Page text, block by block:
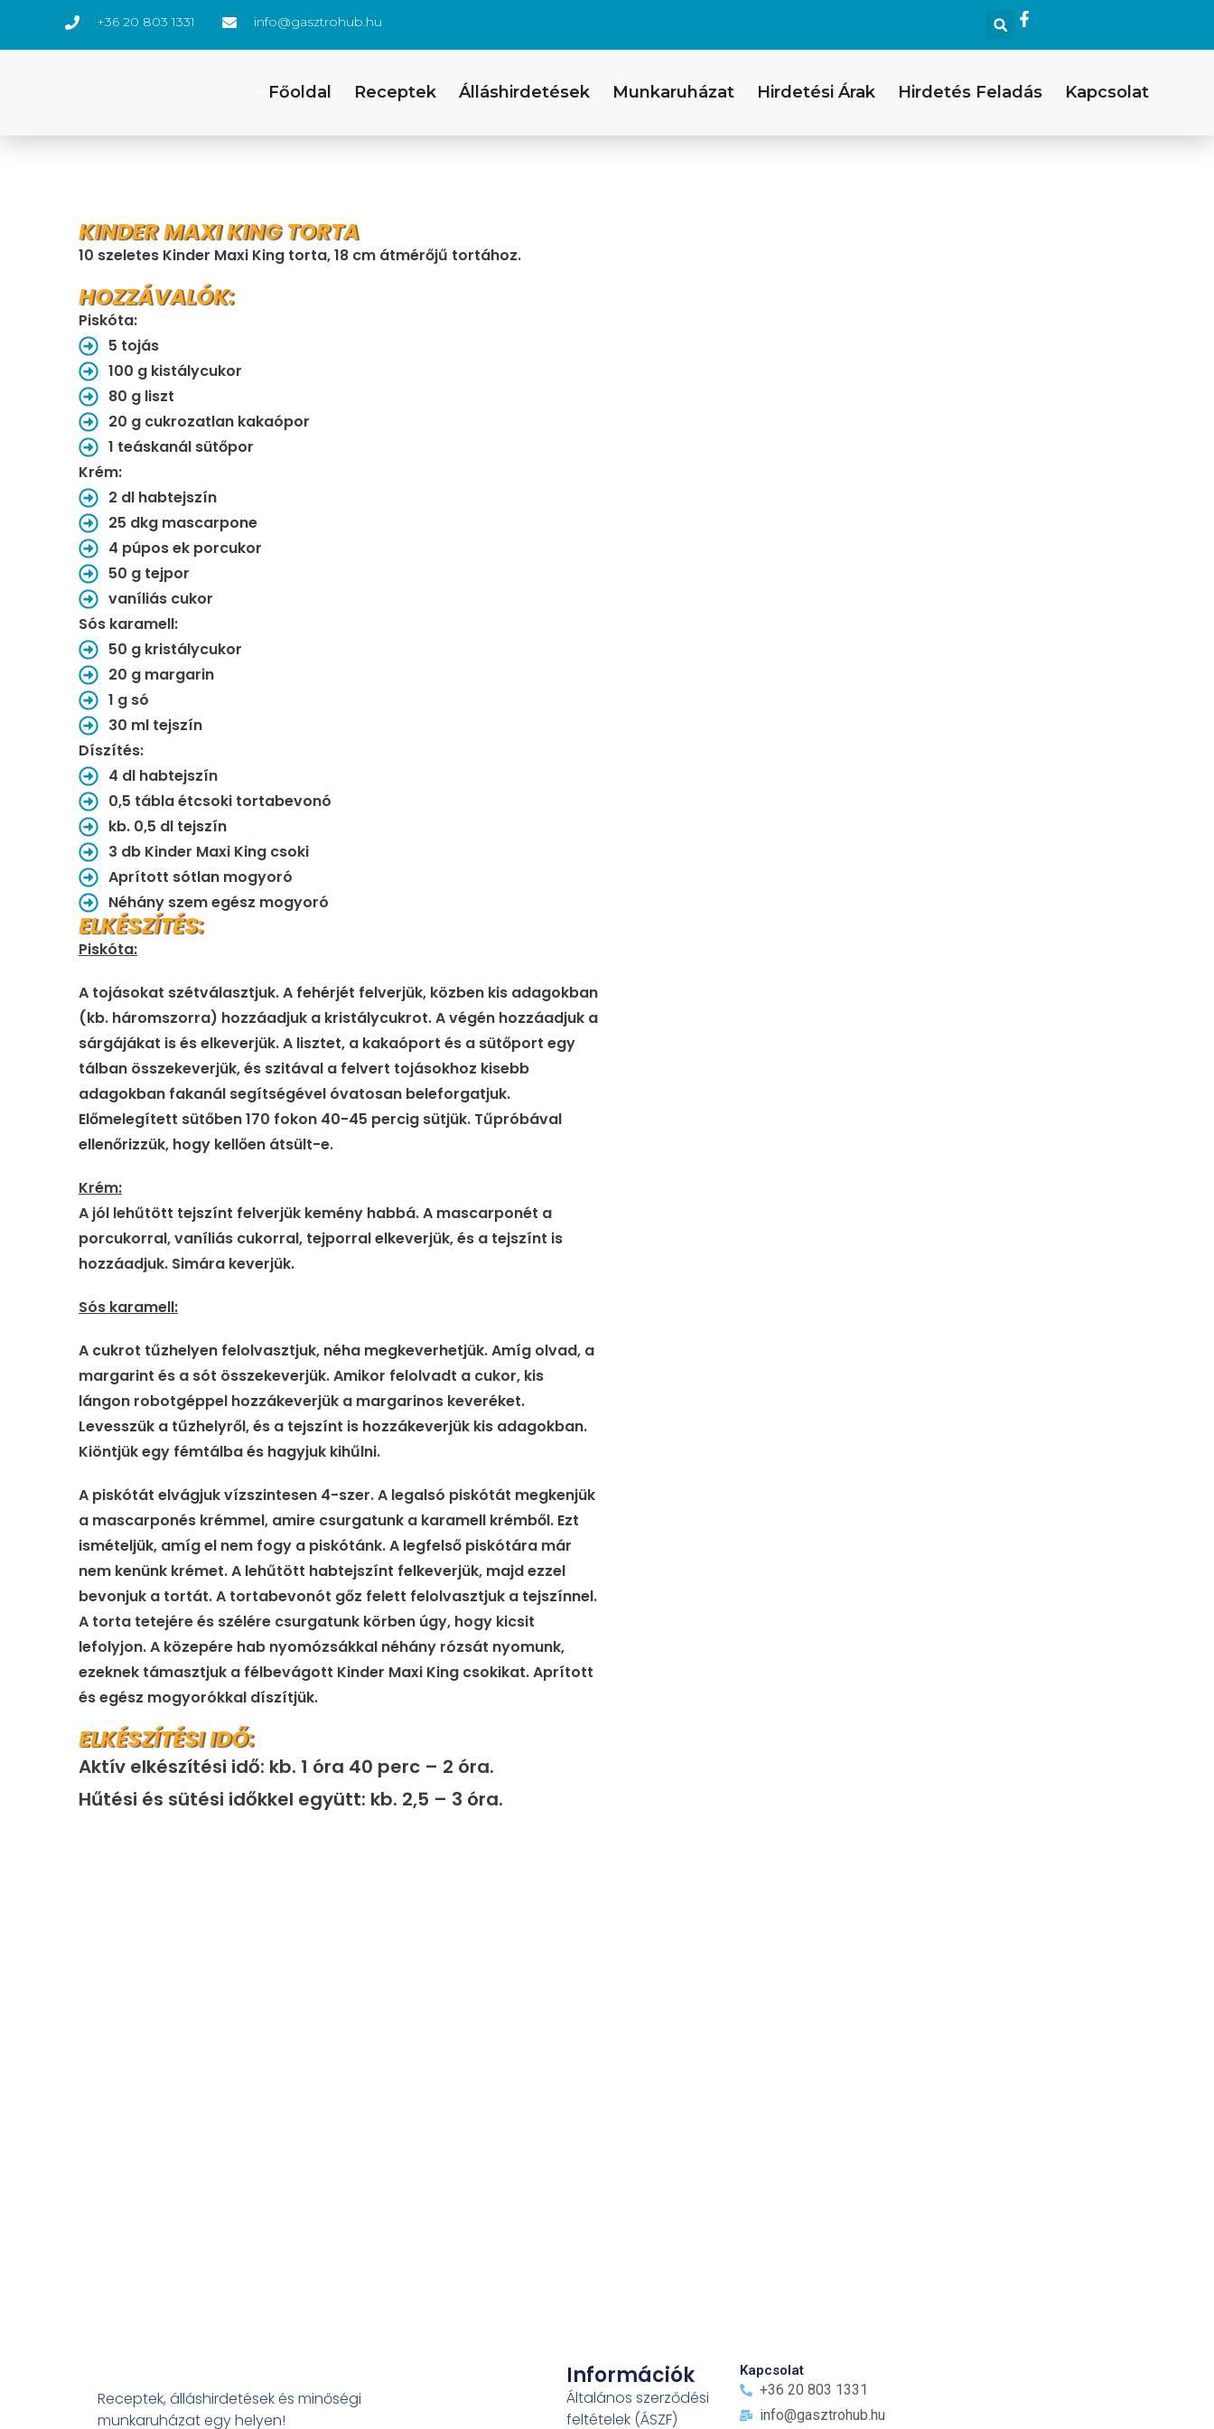
+36 20 803 1331 info@gasztrohub.hu
Főoldal Receptek Álláshirdetések Munkaruházat Hirdetési Árak Hirdetés Feladás Kapcsolat
KINDER MAXI KING TORTA
10 szeletes Kinder Maxi King torta, 18 cm átmérőjű tortához.
HOZZÁVALÓK:
Piskóta:
5 tojás
100 g kistálycukor
80 g liszt
20 g cukrozatlan kakaópor
1 teáskanál sütőpor
Krém:
2 dl habtejszín
25 dkg mascarpone
4 púpos ek porcukor
50 g tejpor
vaníliás cukor
Sós karamell:
50 g kristálycukor
20 g margarin
1 g só
30 ml tejszín
Díszítés:
4 dl habtejszín
0,5 tábla étcsoki tortabevonó
kb. 0,5 dl tejszín
3 db Kinder Maxi King csoki
Aprított sótlan mogyoró
Néhány szem egész mogyoró
ELKÉSZÍTÉS:
Piskóta:
A tojásokat szétválasztjuk. A fehérjét felverjük, közben kis adagokban
(kb. háromszorra) hozzáadjuk a kristálycukrot. A végén hozzáadjuk a
sárgájákat is és elkeverjük. A lisztet, a kakaóport és a sütőport egy
tálban összekeverjük, és szitával a felvert tojásokhoz kisebb
adagokban fakanál segítségével óvatosan beleforgatjuk.
Előmelegített sütőben 170 fokon 40-45 percig sütjük. Tűpróbával
ellenőrizzük, hogy kellően átsült-e.
Krém:
A jól lehűtött tejszínt felverjük kemény habbá. A mascarponét a
porcukorral, vaníliás cukorral, tejporral elkeverjük, és a tejszínt is
hozzáadjuk. Simára keverjük.
Sós karamell:
A cukrot tűzhelyen felolvasztjuk, néha megkeverhetjük. Amíg olvad, a
margarint és a sót összekeverjük. Amikor felolvadt a cukor, kis
lángon robotgéppel hozzákeverjük a margarinos keveréket.
Levesszük a tűzhelyről, és a tejszínt is hozzákeverjük kis adagokban.
Kiöntjük egy fémtálba és hagyjuk kihűlni.
A piskótát elvágjuk vízszintesen 4-szer. A legalsó piskótát megkenjük
a mascarponés krémmel, amire csurgatunk a karamell krémből. Ezt
ismételjük, amíg el nem fogy a piskótánk. A legfelső piskótára már
nem kenünk krémet. A lehűtött habtejszínt felkeverjük, majd ezzel
bevonjuk a tortát. A tortabevonót gőz felett felolvasztjuk a tejszínnel.
A torta tetejére és szélére csurgatunk körben úgy, hogy kicsit
lefolyjon. A közepére hab nyomózsákkal néhány rózsát nyomunk,
ezeknek támasztjuk a félbevágott Kinder Maxi King csokikat. Aprított
és egész mogyorókkal díszítjük.
ELKÉSZÍTÉSI IDŐ:
Aktív elkészítési idő: kb. 1 óra 40 perc – 2 óra.
Hűtési és sütési időkkel együtt: kb. 2,5 – 3 óra.
Receptek, álláshirdetések és minőségi
munkaruházat egy helyen!
Információk
Általános szerződési
feltételek (ÁSZF)
Kapcsolat
+36 20 803 1331
info@gasztrohub.hu